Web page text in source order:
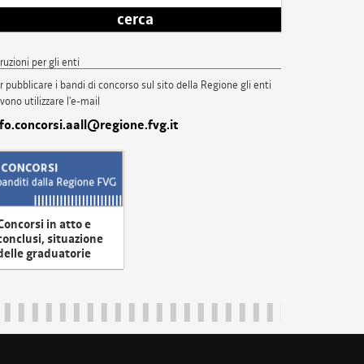
cerca
per gli enti
pubblicare i bandi di concorso sul sito della Regione gli enti
utilizzare l'e-mail
in atto e
situazione
graduatorie